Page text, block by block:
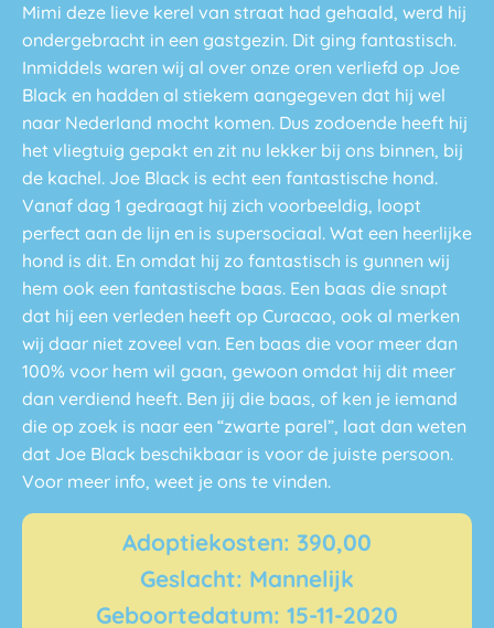
Mimi deze lieve kerel van straat had gehaald, werd hij
ondergebracht in een gastgezin. Dit ging fantastisch.
Inmiddels waren wij al over onze oren verliefd op Joe
Black en hadden al stiekem aangegeven dat hij wel
naar Nederland mocht komen. Dus zodoende heeft hij
het vliegtuig gepakt en zit nu lekker bij ons binnen, bij
de kachel. Joe Black is echt een fantastische hond.
Vanaf dag 1 gedraagt hij zich voorbeeldig, loopt
perfect aan de lijn en is supersociaal. Wat een heerlijke
hond is dit. En omdat hij zo fantastisch is gunnen wij
hem ook een fantastische baas. Een baas die snapt
dat hij een verleden heeft op Curacao, ook al merken
wij daar niet zoveel van. Een baas die voor meer dan
100% voor hem wil gaan, gewoon omdat hij dit meer
dan verdiend heeft. Ben jij die baas, of ken je iemand
die op zoek is naar een “zwarte parel”, laat dan weten
dat Joe Black beschikbaar is voor de juiste persoon.
Voor meer info, weet je ons te vinden.
Adoptiekosten: 390,00
Geslacht: Mannelijk
Geboortedatum: 15-11-2020